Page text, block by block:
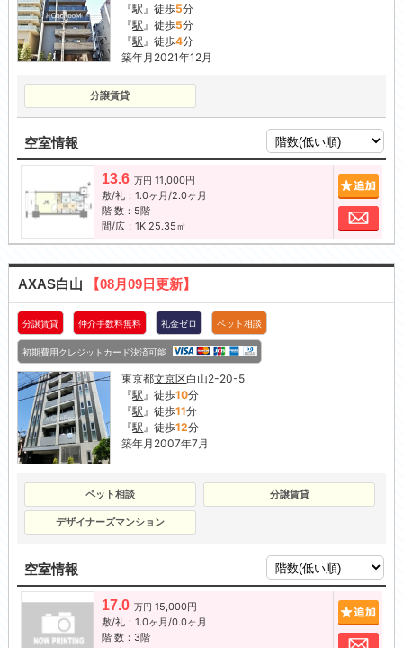
『駅 』徒歩5分
『駅 』徒歩5分
『駅 』徒歩4分
築年月2021年12月
分譲賃貸
空室情報
13.6 万円 11,000円
敷/礼：1.0ヶ月/2.0ヶ月
階 数：5階
間/広：1K 25.35㎡
お
AXAS白山 【08月09日更新】
分譲賃貸 仲介手数料無料 礼金ゼロ ペット相談
初期費用クレジットカード決済可能
東京都文京区白山2-20-5
『駅 』徒歩10分
『駅 』徒歩11分
『駅 』徒歩12分
築年月2007年7月
ペット相談 分譲賃貸
デザイナーズマンション
空室情報
17.0 万円 15,000円
敷/礼：1.0ヶ月/0.0ヶ月
階 数：3階
お